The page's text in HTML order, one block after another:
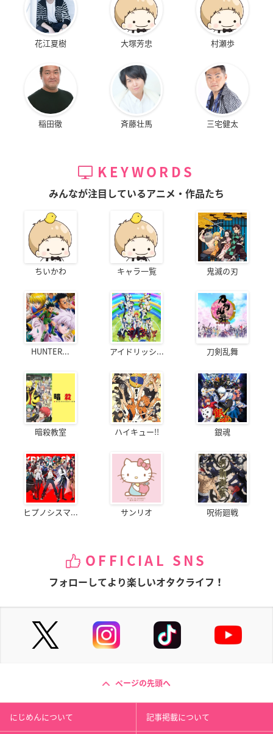
花江夏樹 大塚芳忠 村瀬歩
稲田徹 斉藤壮馬 三宅健太
KEYWORDS
みんなが注目しているアニメ・作品たち
ちいかわ キャラ一覧 鬼滅の刃
HUNTER... アイドリッシ... 刀剣乱舞
暗殺教室 ハイキュー!! 銀魂
ヒプノシスマ... サンリオ 呪術廻戦
OFFICIAL SNS
フォローしてより楽しいオタクライフ！
ページの先頭へ
にじめんについて 記事掲載について